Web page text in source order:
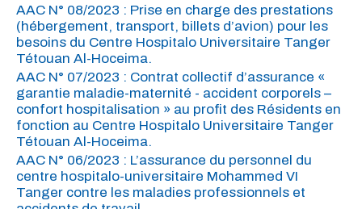
AAC N° 08/2023 : Prise en charge des prestations
(hébergement, transport, billets d’avion) pour les
besoins du Centre Hospitalo Universitaire Tanger
Tétouan Al-Hoceima.
AAC N° 07/2023 : Contrat collectif d’assurance «
garantie maladie-maternité - accident corporels –
confort hospitalisation » au profit des Résidents en
fonction au Centre Hospitalo Universitaire Tanger
Tétouan Al-Hoceima.
AAC N° 06/2023 : L’assurance du personnel du
centre hospitalo-universitaire Mohammed VI
Tanger contre les maladies professionnels et